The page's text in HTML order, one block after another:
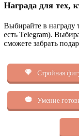
Награда для тех,
Выбирайте в награду
есть Telegram).
сможете забрать
Стройная
Умение